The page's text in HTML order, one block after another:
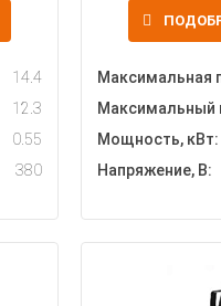
14.4
12.3
0.55
380
Максимальная
Максимальный
Мощность, кВт:
Напряжение, В: